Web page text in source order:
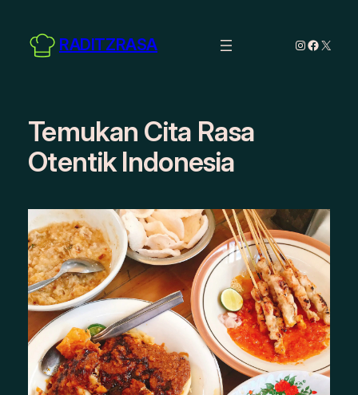
content
RADITZRASA Instagram
X
Temukan Cita Rasa
Otentik Indonesia